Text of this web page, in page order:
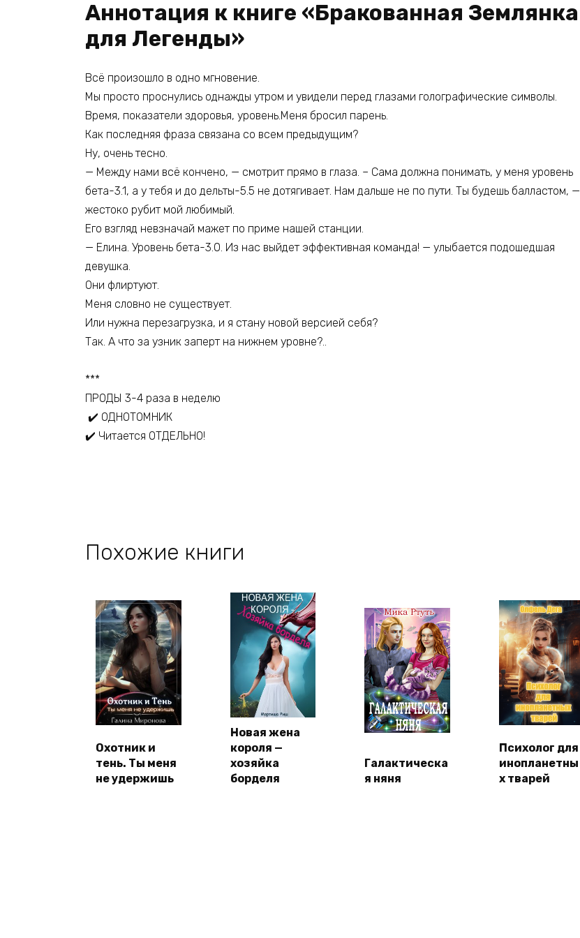
Аннотация к книге «Бракованная Землянка
для Легенды»
Всё произошло в одно мгновение.
Мы просто проснулись однажды утром и увидели перед глазами голографические символы.
Время, показатели здоровья, уровень.Меня бросил парень.
Как последняя фраза связана со всем предыдущим?
Ну, очень тесно.
— Между нами всё кончено, — смотрит прямо в глаза. – Сама должна понимать, у меня уровень
бета-3.1, а у тебя и до дельты-5.5 не дотягивает. Нам дальше не по пути. Ты будешь балластом, —
жестоко рубит мой любимый.
Его взгляд невзначай мажет по приме нашей станции.
— Елина. Уровень бета-3.0. Из нас выйдет эффективная команда! — улыбается подошедшая
девушка.
Они флиртуют.
Меня словно не существует.
Или нужна перезагрузка, и я стану новой версией себя?
Так. А что за узник заперт на нижнем уровне?..
***
ПРОДЫ 3-4 раза в неделю
✔️ ОДНОТОМНИК
✔️ Читается ОТДЕЛЬНО!
Похожие книги
Охотник и
тень. Ты меня
не удержишь
Новая жена
короля —
хозяйка
борделя
Галактическа
я няня
Психолог для
инопланетны
х тварей